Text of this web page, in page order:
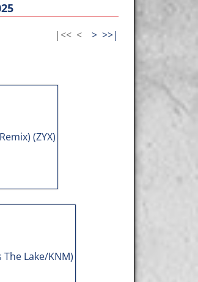
|<< < > >>|